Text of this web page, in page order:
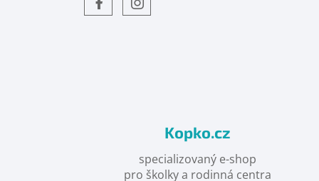
Kopko.cz
specializovaný e-shop
pro školky a rodinná centra